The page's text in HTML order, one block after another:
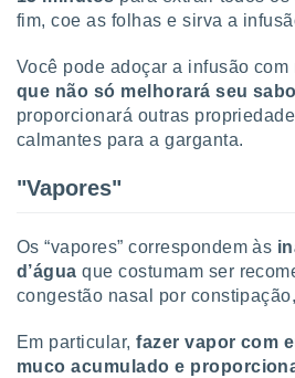
através
estudos
e
de
1199
fim, coe as folhas e sirva a
Você pode adoçar a infusão com
que não só melhorará seu
proporcionará outras
calmantes para a garganta.
"Vapores"
Os “vapores” correspondem às
d’água que costumam ser
congestão nasal por
Em particular,fazer vapor com
muco acumulado e